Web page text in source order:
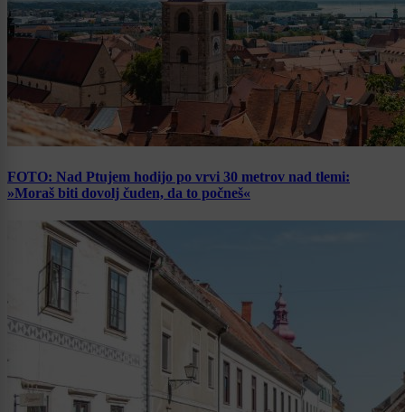
FOTO: Nad Ptujem hodijo po vrvi 30 metrov nad tlemi:
»Moraš biti dovolj čuden, da to počneš«